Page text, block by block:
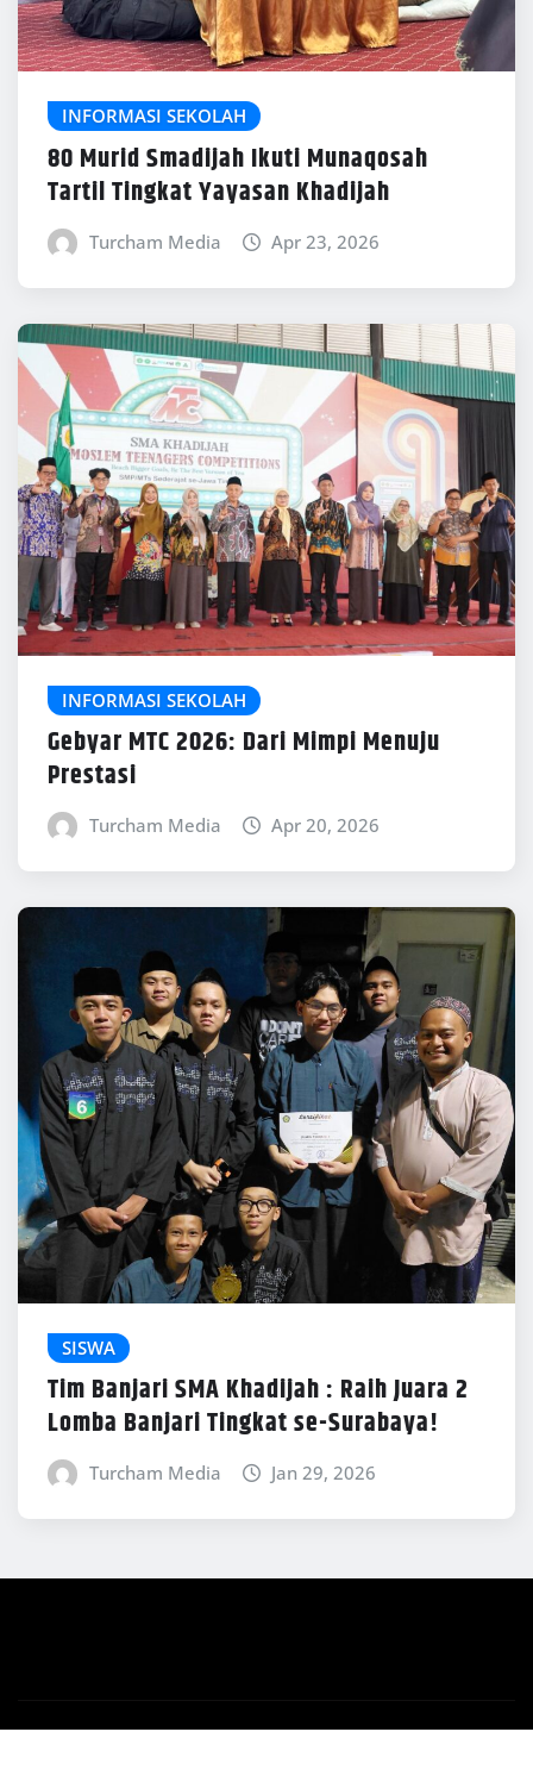
INFORMASI SEKOLAH
80 Murid Smadijah Ikuti Munaqosah
Tartil Tingkat Yayasan Khadijah
Turcham Media Apr 23, 2026
INFORMASI SEKOLAH
Gebyar MTC 2026: Dari Mimpi Menuju
Prestasi
Turcham Media Apr 20, 2026
SISWA
Tim Banjari SMA Khadijah : Raih Juara 2
Lomba Banjari Tingkat se-Surabaya!
Turcham Media Jan 29, 2026